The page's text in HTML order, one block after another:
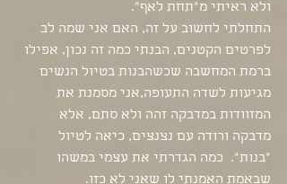
ולא ראיתי מ"תחת לאף".
התחלתי לחשוב על זה, האם אני שמה לב
לפרטים הקטנים, הבנתי כמה זה נכון, אפילו
ברמת המחשבה שכשהבנות בטיול הנשים
מגיעות לשדה התעופה,אני מסמנת את
המזוודות במדבקה זהה ולא סתם, אלא
מדבקה ורודה עם נצנצים, כיאה לטיול
"בנות".  כמה הגדרתי את עצמי במשהו
שבאמת האמנתי לו שאני לא כזו.